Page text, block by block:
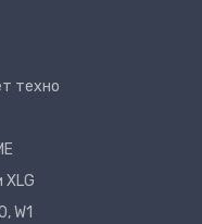
техно
XLG
W1